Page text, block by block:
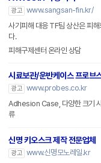
광고 www.sangsan-fin.kr/
사기피해 대응 TF팀 상산은 피
다.
피해구제센터 온라인 상담
시료보관/운반케이스 프로브
광고 www.probes.co.kr
Adhesion Case, 다양한 크기
류
신명 키오스크 제작 전문업체
광고 www.신명모노레일.kr